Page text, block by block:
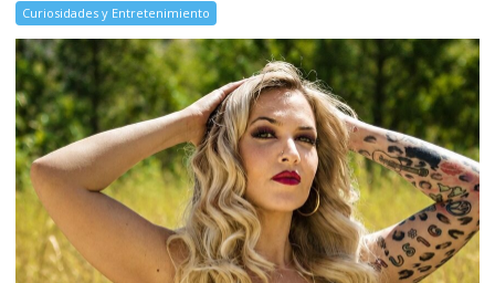
Curiosidades y Entretenimiento